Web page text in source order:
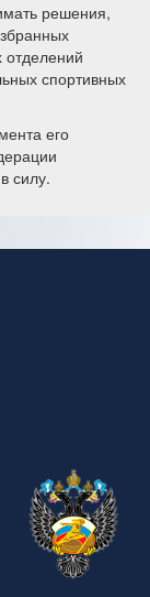
решения,
отделений
спортивных
его
силу.